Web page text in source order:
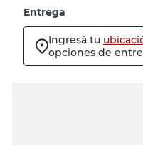
Entrega
Ingresá tu
opciones de